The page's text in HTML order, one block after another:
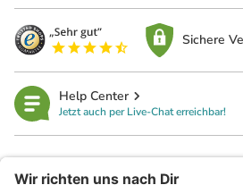
Sichere
Help Center
Jetzt auch per Live-Chat erreichbar!